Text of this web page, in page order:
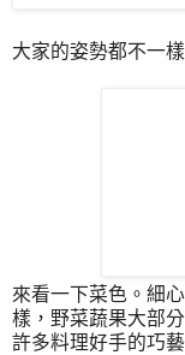
大家的姿勢都不一
來看一下菜色。細
樣，野菜蔬果大部
許多料理好手的巧